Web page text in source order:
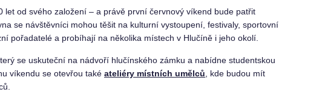
od svého založení – a právě první červnový víkend bude patřit
se návštěvníci mohou těšit na kulturní vystoupení, festivaly, sportovní
pořadatelé a probíhají na několika místech v Hlučíně i jeho okolí.
se uskuteční na nádvoří hlučínského zámku a nabídne studentskou
víkendu se otevřou takéateliéry místních umělců , kde budou mít